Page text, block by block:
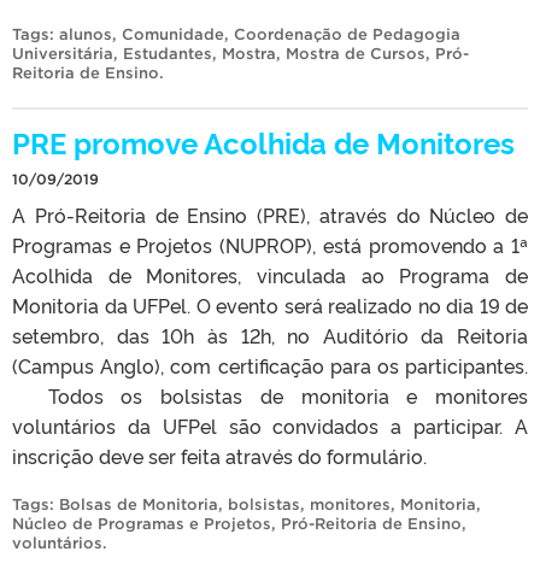
Tags: alunos, Comunidade, Coordenação de Pedagogia
Universitária, Estudantes, Mostra, Mostra de Cursos, Pró-
Reitoria de Ensino.
PRE promove Acolhida de Monitores
10/09/2019
A Pró-Reitoria de Ensino (PRE), através do Núcleo de
Programas e Projetos (NUPROP), está promovendo a 1ª
Acolhida de Monitores, vinculada ao Programa de
Monitoria da UFPel. O evento será realizado no dia 19 de
setembro, das 10h às 12h, no Auditório da Reitoria
(Campus Anglo), com certificação para os participantes.
Todos os bolsistas de monitoria e monitores
voluntários da UFPel são convidados a participar. A
inscrição deve ser feita através do formulário.
Tags: Bolsas de Monitoria, bolsistas, monitores, Monitoria,
Núcleo de Programas e Projetos, Pró-Reitoria de Ensino,
voluntários.